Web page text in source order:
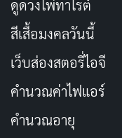
วันที่ออกอากาศ:
นักแสดงนำ: Xolo
Susan Sarandon
ผู้กำกับ: Ángel
เรตติ้ง IMDb:
ดูดวงไพ่ทาโรต์
สีเสื้อมงคลวันนี้
เว็บส่องสตอรี่ไอจี
คำนวณค่าไฟแอร์
คำนวณอายุ